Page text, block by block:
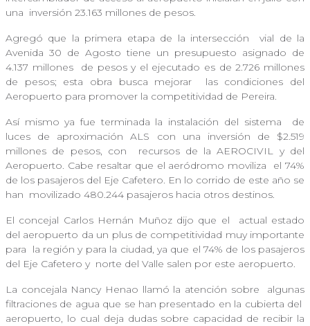
una inversión 23.163 millones de pesos.
Agregó que la primera etapa de la intersección
vial de la
Avenida 30 de Agosto tiene un presupuesto asignado de
4.137 millones
de pesos y el ejecutado es de 2.726 millones
de pesos; esta obra busca mejorar
las condiciones del
Aeropuerto para promover la competitividad de Pereira.
Así mismo ya fue terminada la instalación del sistema
de
luces de aproximación ALS con una inversión de $2.519
millones de pesos, con
recursos de la AEROCIVIL y del
Aeropuerto. Cabe resaltar que el aeródromo moviliza
el 74%
de los pasajeros del Eje Cafetero. En lo corrido de este año se
han movilizado 480.244 pasajeros hacia otros destinos.
El concejal Carlos Hernán Muñoz dijo que el
actual estado
del aeropuerto da un plus de competitividad muy importante
para
la región y para la ciudad, ya que el 74% de los pasajeros
del Eje Cafetero y norte del Valle salen por este aeropuerto.
La concejala Nancy Henao llamó la atención sobre
algunas
filtraciones de agua que se han presentado en la cubierta del
aeropuerto, lo cual deja dudas sobre capacidad de recibir la